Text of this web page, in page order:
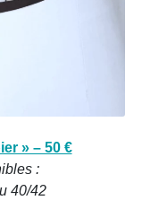
» – 50 €
:
40/42